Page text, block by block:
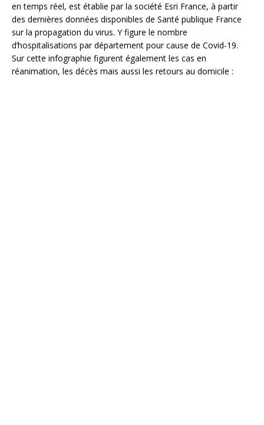
en temps réel, est établie par la société Esri France, à partir
des dernières données disponibles de Santé publique France
sur la propagation du virus. Y figure le nombre
d’hospitalisations par département pour cause de Covid-19.
Sur cette infographie figurent également les cas en
réanimation, les décès mais aussi les retours au domicile :